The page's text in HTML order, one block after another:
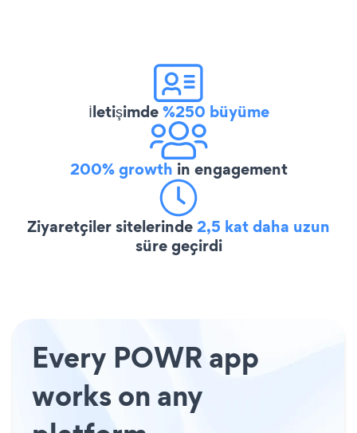
İletişimde%250 büyüme
200% growth in engagement
Ziyaretçiler sitelerinde2,5 kat daha uzun
süre geçirdi
Every POWR app
works on any